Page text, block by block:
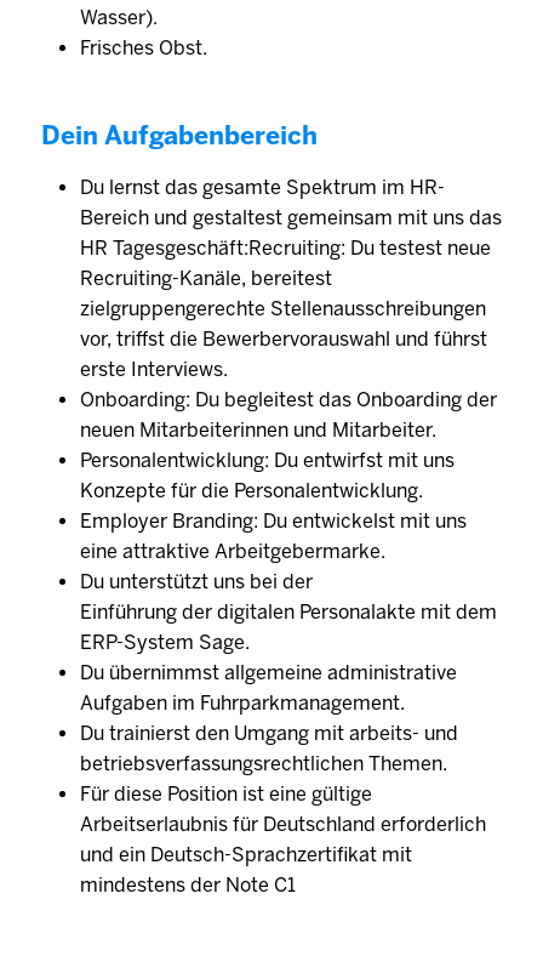
Wasser).
Frisches Obst.
Dein Aufgabenbereich
Du lernst das gesamte Spektrum im HR-
Bereich und gestaltest gemeinsam mit uns das
HR Tagesgeschäft:Recruiting: Du testest neue
Recruiting-Kanäle, bereitest
zielgruppengerechte Stellenausschreibungen
vor, triffst die Bewerbervorauswahl und führst
erste Interviews.
Onboarding: Du begleitest das Onboarding der
neuen Mitarbeiterinnen und Mitarbeiter.
Personalentwicklung: Du entwirfst mit uns
Konzepte für die Personalentwicklung.
Employer Branding: Du entwickelst mit uns
eine attraktive Arbeitgebermarke.
Du unterstützt uns bei der
Einführung der digitalen Personalakte mit dem
ERP-System Sage.
Du übernimmst allgemeine administrative
Aufgaben im Fuhrparkmanagement.
Du trainierst den Umgang mit arbeits- und
betriebsverfassungsrechtlichen Themen.
Für diese Position ist eine gültige
Arbeitserlaubnis für Deutschland erforderlich
und ein Deutsch-Sprachzertifikat mit
mindestens der Note C1